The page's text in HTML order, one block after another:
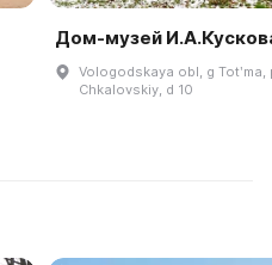
Дом-музей
Vologodskaya obl, g Totʹma,
Chkalovskiy, d 10